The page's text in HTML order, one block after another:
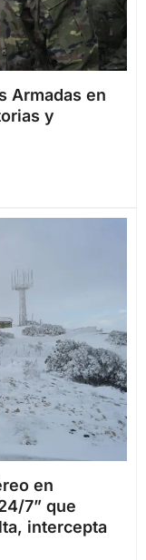
Armadas en
y
en
7” que
intercepta